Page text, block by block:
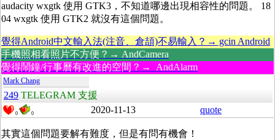
audacity wxgtk 使用 GTK3，不知道哪邊出現相容性的問題。 18
04 wxgtk 使用 GTK2 就沒有這個問題。
覺得Android中文輸入法(注音、倉頡)不易輸入？→ gcin Android
手機照相看照片不方便？→ AndCamera
覺得鬧鐘/行事曆有改進的空間？→ AndAlarm
Mark Chang
249 TELEGRAM 支援
0 0 2020-11-13 quote
其實這個問題要解有難度，但是有問有機會！